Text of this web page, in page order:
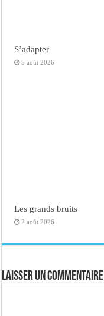
S’adapter
5 août 2026
Les grands bruits
2 août 2026
Laisser un commentaire